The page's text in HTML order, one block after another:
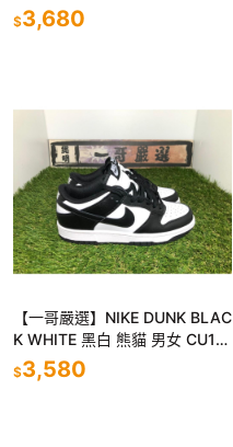
男女 DJ0950-109
$3,680
【一哥嚴選】NIKE DUNK BLAC
K WHITE 黑白 熊貓 男女 CU17
26-001 DD1391-100
$3,580